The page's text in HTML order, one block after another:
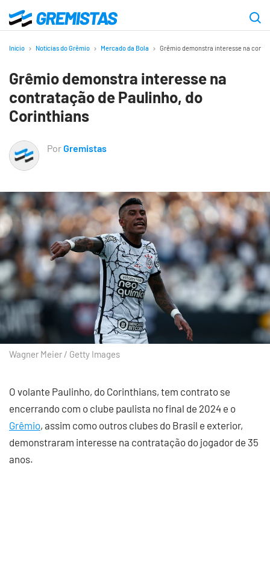
para
principal
Gremistas
Início Notícias do Grêmio Mercado da Bola Grêmio demonstra interesse na
Grêmio demonstra interesse na
contratação de Paulinho, do
Corinthians
PorGremistas
Wagner Meier / Getty Images
O volante Paulinho, do Corinthians, tem contrato se
encerrando com o clube paulista no final de 2024 e o
Grêmio, assim como outros clubes do Brasil e exterior,
demonstraram interesse na contratação do jogador de 35
anos.